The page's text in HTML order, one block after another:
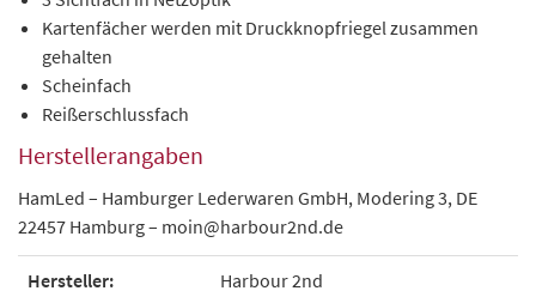
Kartenfächer werden mit Druckknopfriegel zusammen
gehalten
Scheinfach
Reißerschlussfach
Herstellerangaben
HamLed – Hamburger Lederwaren GmbH, Modering 3, DE
22457 Hamburg – moin@harbour2nd.de
Hersteller: Harbour 2nd